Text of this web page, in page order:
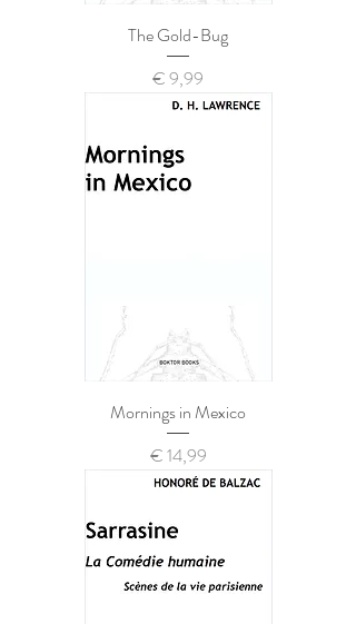
The Gold-Bug
Prijs
€ 9,99
Mornings in Mexico
Prijs
€ 14,99